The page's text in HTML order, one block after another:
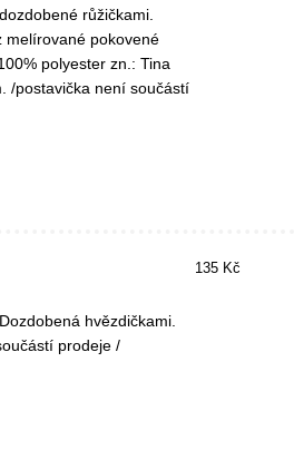
růžičkami.
melírované pokovené
polyester zn.: Tina
/postavička není součástí
hvězdičkami.
prodeje /
135 Kč